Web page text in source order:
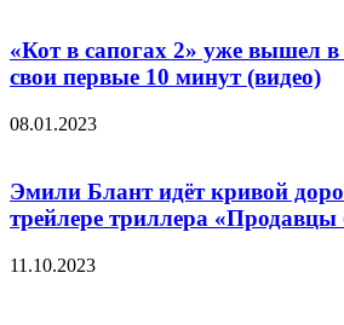
«Кот в сапогах 2» уже вышел
свои первые 10 минут (видео)
08.01.2023
Эмили Блант идёт кривой
трейлере триллера «Продавцы
11.10.2023